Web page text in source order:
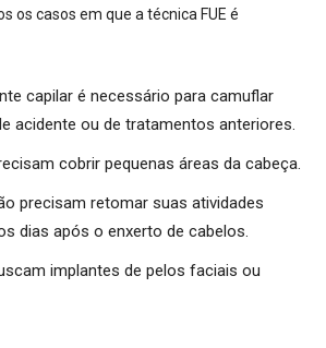
os casos em que a técnica FUE é
capilar é necessário para camuflar
acidente ou de tratamentos anteriores.
cobrir pequenas áreas da cabeça.
precisam retomar suas atividades
dias após o enxerto de cabelos.
implantes de pelos faciais ou